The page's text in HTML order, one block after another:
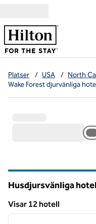
Platser / USA / North
Wake Forest djurvänliga
Husdjursvänliga
Visar 12 hotell
Visar 12 hotell
1 av 12